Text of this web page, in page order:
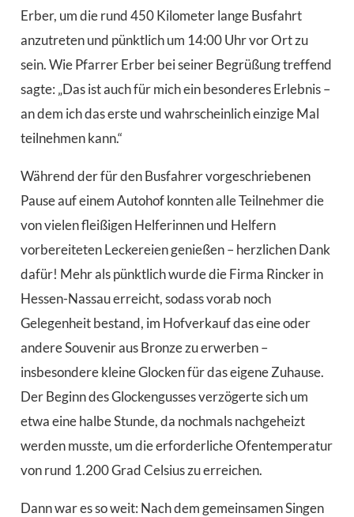
Erber, um die rund 450 Kilometer lange Busfahrt
anzutreten und pünktlich um 14:00 Uhr vor Ort zu
sein. Wie Pfarrer Erber bei seiner Begrüßung treffend
sagte: „Das ist auch für mich ein besonderes Erlebnis –
an dem ich das erste und wahrscheinlich einzige Mal
teilnehmen kann.“
Während der für den Busfahrer vorgeschriebenen
Pause auf einem Autohof konnten alle Teilnehmer die
von vielen fleißigen Helferinnen und Helfern
vorbereiteten Leckereien genießen – herzlichen Dank
dafür! Mehr als pünktlich wurde die Firma Rincker in
Hessen-Nassau erreicht, sodass vorab noch
Gelegenheit bestand, im Hofverkauf das eine oder
andere Souvenir aus Bronze zu erwerben –
insbesondere kleine Glocken für das eigene Zuhause.
Der Beginn des Glockengusses verzögerte sich um
etwa eine halbe Stunde, da nochmals nachgeheizt
werden musste, um die erforderliche Ofentemperatur
von rund 1.200 Grad Celsius zu erreichen.
Dann war es so weit: Nach dem gemeinsamen Singen